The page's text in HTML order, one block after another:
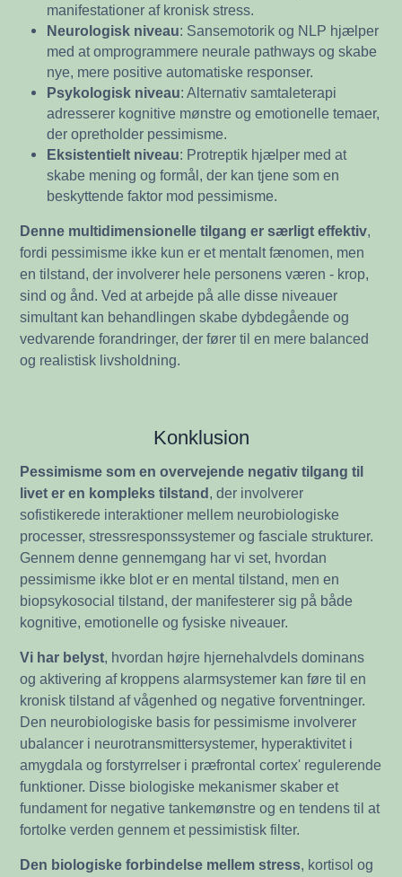
manifestationer af kronisk stress.
Neurologisk niveau: Sansemotorik og NLP hjælper
med at omprogrammere neurale pathways og skabe
nye, mere positive automatiske responser.
Psykologisk niveau: Alternativ samtaleterapi
adresserer kognitive mønstre og emotionelle temaer,
der opretholder pessimisme.
Eksistentielt niveau: Protreptik hjælper med at
skabe mening og formål, der kan tjene som en
beskyttende faktor mod pessimisme.
Denne multidimensionelle tilgang er særligt effektiv,
fordi pessimisme ikke kun er et mentalt fænomen, men
en tilstand, der involverer hele personens væren - krop,
sind og ånd. Ved at arbejde på alle disse niveauer
simultant kan behandlingen skabe dybdegående og
vedvarende forandringer, der fører til en mere balanced
og realistisk livsholdning.
Konklusion
Pessimisme som en overvejende negativ tilgang til
livet er en kompleks tilstand, der involverer
sofistikerede interaktioner mellem neurobiologiske
processer, stressresponssystemer og fasciale strukturer.
Gennem denne gennemgang har vi set, hvordan
pessimisme ikke blot er en mental tilstand, men en
biopsykosocial tilstand, der manifesterer sig på både
kognitive, emotionelle og fysiske niveauer.
Vi har belyst, hvordan højre hjernehalvdels dominans
og aktivering af kroppens alarmsystemer kan føre til en
kronisk tilstand af vågenhed og negative forventninger.
Den neurobiologiske basis for pessimisme involverer
ubalancer i neurotransmittersystemer, hyperaktivitet i
amygdala og forstyrrelser i præfrontal cortex' regulerende
funktioner. Disse biologiske mekanismer skaber et
fundament for negative tankemønstre og en tendens til at
fortolke verden gennem et pessimistisk filter.
Den biologiske forbindelse mellem stress, kortisol og